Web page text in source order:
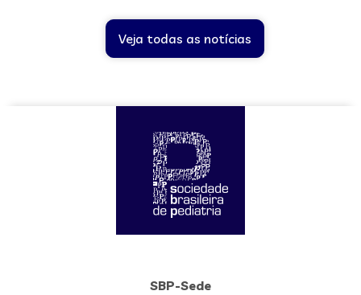
Veja todas as notícias
SBP-Sede